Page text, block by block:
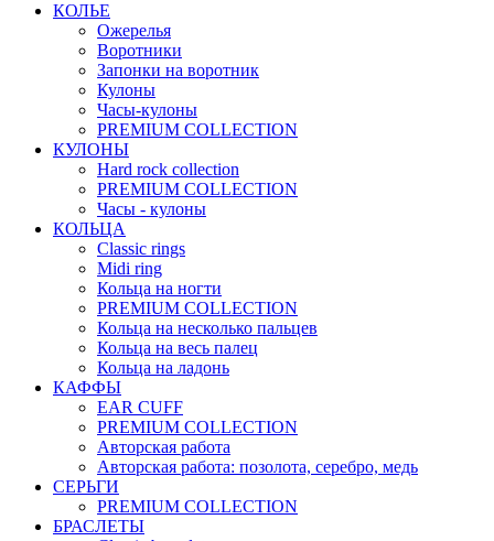
КОЛЬЕ
Ожерелья
Воротники
Запонки на воротник
Кулоны
Часы-кулоны
PREMIUM COLLECTION
КУЛОНЫ
Hard rock collection
PREMIUM COLLECTION
Часы - кулоны
КОЛЬЦА
Classic rings
Midi ring
Кольца на ногти
PREMIUM COLLECTION
Кольца на несколько пальцев
Кольца на весь палец
Кольца на ладонь
КАФФЫ
EAR CUFF
PREMIUM COLLECTION
Авторская работа
Авторская работа: позолота, серебро, медь
СЕРЬГИ
PREMIUM COLLECTION
БРАСЛЕТЫ